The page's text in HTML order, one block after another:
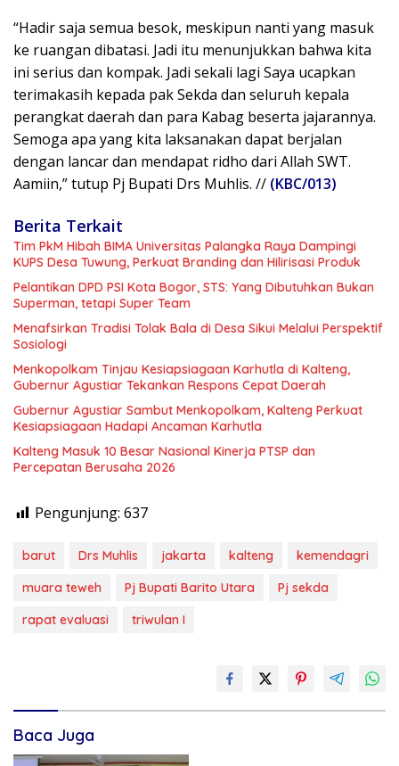
“Hadir saja semua besok, meskipun nanti yang masuk
ke ruangan dibatasi. Jadi itu menunjukkan bahwa kita
ini serius dan kompak. Jadi sekali lagi Saya ucapkan
terimakasih kepada pak Sekda dan seluruh kepala
perangkat daerah dan para Kabag beserta jajarannya.
Semoga apa yang kita laksanakan dapat berjalan
dengan lancar dan mendapat ridho dari Allah SWT.
Aamiin,” tutup Pj Bupati Drs Muhlis. // (KBC/013)
Berita Terkait
Tim PkM Hibah BIMA Universitas Palangka Raya Dampingi
KUPS Desa Tuwung, Perkuat Branding dan Hilirisasi Produk
Pelantikan DPD PSI Kota Bogor, STS: Yang Dibutuhkan Bukan
Superman, tetapi Super Team
Menafsirkan Tradisi Tolak Bala di Desa Sikui Melalui Perspektif
Sosiologi
Menkopolkam Tinjau Kesiapsiagaan Karhutla di Kalteng,
Gubernur Agustiar Tekankan Respons Cepat Daerah
Gubernur Agustiar Sambut Menkopolkam, Kalteng Perkuat
Kesiapsiagaan Hadapi Ancaman Karhutla
Kalteng Masuk 10 Besar Nasional Kinerja PTSP dan
Percepatan Berusaha 2026
Pengunjung: 637
barut Drs Muhlis jakarta kalteng
kemendagri
muara teweh
Pj Bupati Barito Utara
Pj sekda
rapat evaluasi
triwulan I
Baca Juga